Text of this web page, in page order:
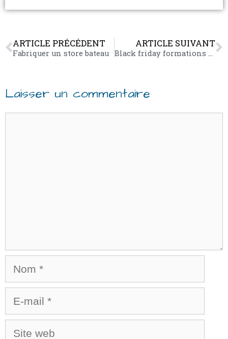
ARTICLE PRÉCÉDENT
Fabriquer un store bateau
ARTICLE SUIVANT
Black friday formations couture
Laisser un commentaire